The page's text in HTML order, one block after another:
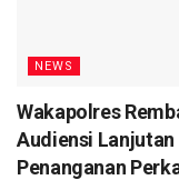
NEWS
Wakapolres
Audiensi
Penanganan